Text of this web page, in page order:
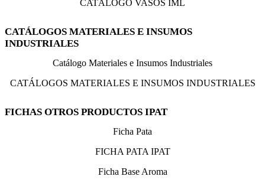
CATÁLOGO VASOS IML
CATÁLOGOS MATERIALES E INSUMOS
INDUSTRIALES
Catálogo Materiales e Insumos Industriales
CATÁLOGOS MATERIALES E INSUMOS INDUSTRIALES
FICHAS OTROS PRODUCTOS IPAT
Ficha Pata
FICHA PATA IPAT
Ficha Base Aroma